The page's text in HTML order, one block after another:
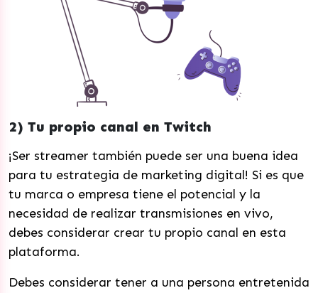
2) Tu propio canal en Twitch
¡Ser streamer también puede ser una buena idea
para tu estrategia de marketing digital! Si es que
tu marca o empresa tiene el potencial y la
necesidad de realizar transmisiones en vivo,
debes considerar crear tu propio canal en esta
plataforma.
Debes considerar tener a una persona entretenida